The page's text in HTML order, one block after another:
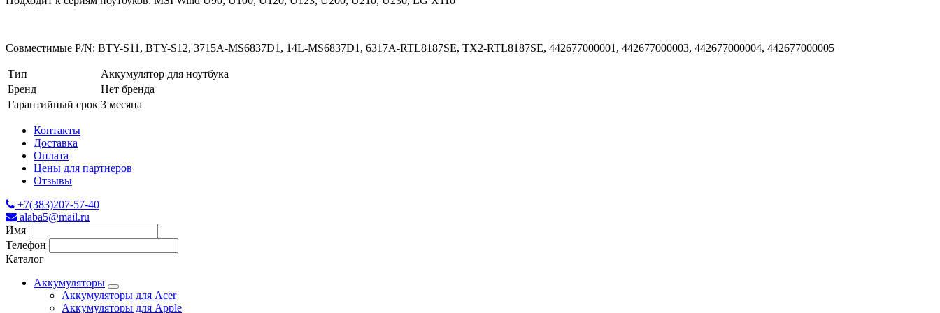
Совместимые P/N: BTY-S11, BTY-S12, 3715A-MS6837D1, 14L-MS6837D1, 6317A-RTL8187SE, TX2-RTL8187SE, 442677000001, 442677000003, 442677000004, 442677000005
Тип
Аккумулятор для ноутбука
Бренд
Нет бренда
Гарантийный срок 3 месяца
Контакты
Доставка
Оплата
Цены для партнеров
Отзывы
+7(383)207-57-40
alaba5@mail.ru
Имя
Телефон
Каталог
Аккумуляторы
Аккумуляторы для Acer
Аккумуляторы для Apple